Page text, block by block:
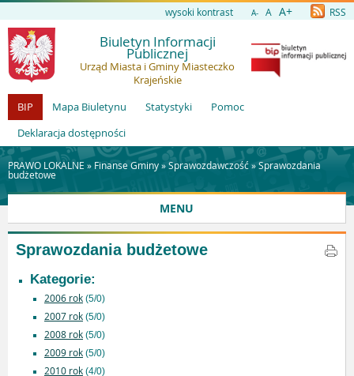
wysoki kontrast A- A A+ RSS
Biuletyn Informacji
Publicznej
Urząd Miasta i Gminy Miasteczko
Krajeńskie
BIP
Mapa Biuletynu Statystyki
Pomoc
Deklaracja dostępności
PRAWO LOKALNE » Finanse Gminy»Sprawozdawczość»Sprawozdania
budżetowe
MENU
Sprawozdania budżetowe
Kategorie:
2006 rok (5/0)
2007 rok (5/0)
2008 rok (5/0)
2009 rok (5/0)
2010 rok (4/0)